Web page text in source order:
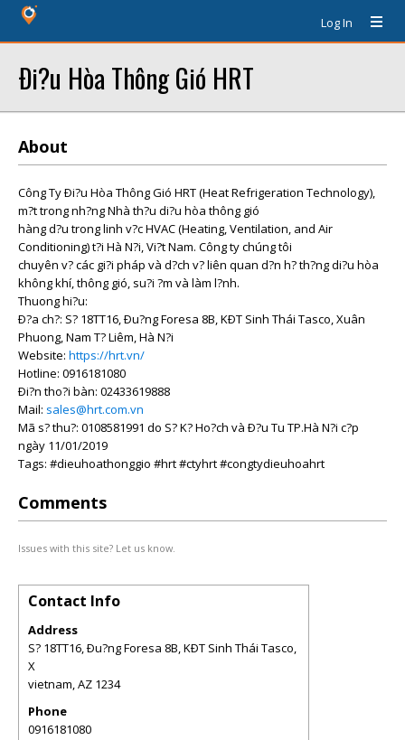
Log In
Ði?u Hòa Thông Gió HRT
About
Công Ty Ði?u Hòa Thông Gió HRT (Heat Refrigeration Technology),
m?t trong nh?ng Nhà th?u di?u hòa thông gió
hàng d?u trong linh v?c HVAC (Heating, Ventilation, and Air
Conditioning) t?i Hà N?i, Vi?t Nam. Công ty chúng tôi
chuyên v? các gi?i pháp và d?ch v? liên quan d?n h? th?ng di?u hòa
không khí, thông gió, su?i ?m và làm l?nh.
Thuong hi?u:
Ð?a ch?: S? 18TT16, Ðu?ng Foresa 8B, KÐT Sinh Thái Tasco, Xuân
Phuong, Nam T? Liêm, Hà N?i
Website: https://hrt.vn/
Hotline: 0916181080
Ði?n tho?i bàn: 02433619888
Mail: sales@hrt.com.vn
Mã s? thu?: 0108581991 do S? K? Ho?ch và Ð?u Tu TP.Hà N?i c?p
ngày 11/01/2019
Tags: #dieuhoathonggio #hrt #ctyhrt #congtydieuhoahrt
Comments
Issues with this site? Let us know.
Contact Info
Address
S? 18TT16, Ðu?ng Foresa 8B, KÐT Sinh Thái Tasco,
X
vietnam,AZ 1234
Phone
0916181080